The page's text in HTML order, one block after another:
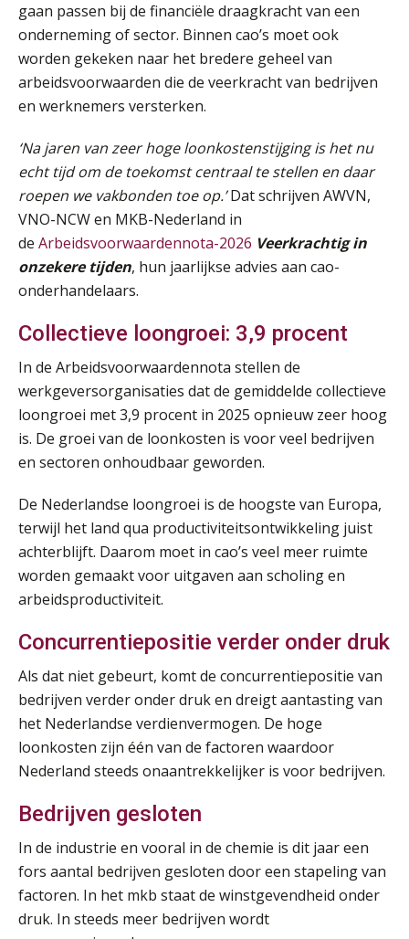
gaan passen bij de financiële draagkracht van een
onderneming of sector. Binnen cao’s moet ook
worden gekeken naar het bredere geheel van
arbeidsvoorwaarden die de veerkracht van bedrijven
en werknemers versterken.
‘Na jaren van zeer hoge loonkostenstijging is het nu
echt tijd om de toekomst centraal te stellen en daar
roepen we vakbonden toe op.’Dat schrijven AWVN,
VNO-NCW en MKB-Nederland in
de Arbeidsvoorwaardennota-2026 Veerkrachtig in
onzekere tijden, hun jaarlijkse advies aan cao-
onderhandelaars.
Collectieve loongroei: 3,9 procent
In de Arbeidsvoorwaardennota stellen de
werkgeversorganisaties dat de gemiddelde collectieve
loongroei met 3,9 procent in 2025 opnieuw zeer hoog
is. De groei van de loonkosten is voor veel bedrijven
en sectoren onhoudbaar geworden.
De Nederlandse loongroei is de hoogste van Europa,
terwijl het land qua productiviteitsontwikkeling juist
achterblijft. Daarom moet in cao’s veel meer ruimte
worden gemaakt voor uitgaven aan scholing en
arbeidsproductiviteit.
Concurrentiepositie verder onder druk
Als dat niet gebeurt, komt de concurrentiepositie van
bedrijven verder onder druk en dreigt aantasting van
het Nederlandse verdienvermogen. De hoge
loonkosten zijn één van de factoren waardoor
Nederland steeds onaantrekkelijker is voor bedrijven.
Bedrijven gesloten
In de industrie en vooral in de chemie is dit jaar een
fors aantal bedrijven gesloten door een stapeling van
factoren. In het mkb staat de winstgevendheid onder
druk. In steeds meer bedrijven wordt
25
AUG
Summercourse: Kiezen en loslaten & een mindset die kansen ziet en vertrouwen geeft
MOCuitgevers
25
25
AUG
Summercourse: Kiezen wat bij je past, loslaten wat je niet verder helpt
MOCuitgevers
25
AUG
MOCuitgevers
25
Online Opleiding Praktijkdiploma Loonadministratie (PDL)
25
AUG
Summercourse Internationaal/grensoverschrijdend werken
MOCuitgevers
AUG
Opfriscursus PDL (NIRPA PE)
Markus Verbeek Praehep
26
AUG
Summercourse Impact en invloed van AI op de salarisverwerking (basis)
MOCuitgevers
AUG
MOCuitgevers
28
AUG
Online Vakopleiding Payroll Services (VPS)
MOCuitgevers
28
Opfriscursus VPS (NIRPA PE)
31
AUG
Praktijkdiploma Loonadministratie (PDL®)
Markus Verbeek Praehep
01